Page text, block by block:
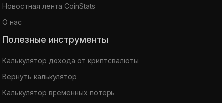
Новостная лента CoinStats
О нас
Полезные инструменты
Калькулятор дохода от криптовалюты
Вернуть калькулятор
Калькулятор временных потерь